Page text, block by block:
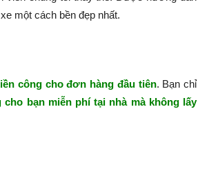
một cách bền đẹp nhất.
công cho đơn hàng đầu tiên. Bạn chỉ
cho bạn miễn phí tại nhà mà không lấy